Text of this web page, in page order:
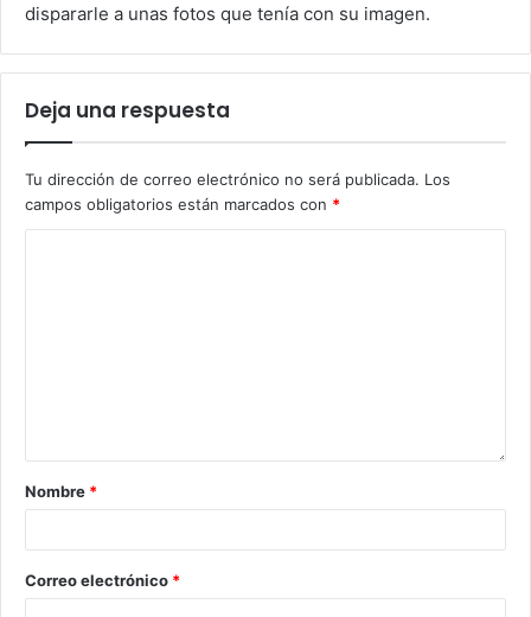
dispararle a unas fotos que tenía con su imagen.
Deja una respuesta
Tu dirección de correo electrónico no será publicada. Los
campos obligatorios están marcados con *
Nombre *
Correo electrónico *